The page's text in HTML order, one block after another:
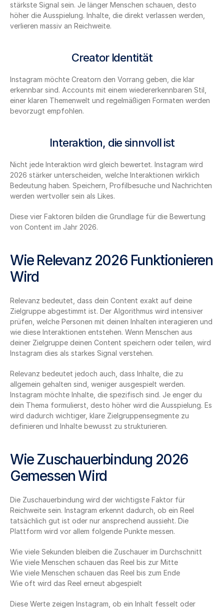
stärkste Signal sein. Je länger Menschen schauen, desto
höher die Ausspielung. Inhalte, die direkt verlassen werden,
verlieren massiv an Reichweite.
Creator Identität
Instagram möchte Creatorn den Vorrang geben, die klar
erkennbar sind. Accounts mit einem wiedererkennbaren Stil,
einer klaren Themenwelt und regelmäßigen Formaten werden
bevorzugt empfohlen.
Interaktion, die sinnvoll ist
Nicht jede Interaktion wird gleich bewertet. Instagram wird
2026 stärker unterscheiden, welche Interaktionen wirklich
Bedeutung haben. Speichern, Profilbesuche und Nachrichten
werden wertvoller sein als Likes.
Diese vier Faktoren bilden die Grundlage für die Bewertung
von Content im Jahr 2026.
Wie Relevanz 2026 Funktionieren
Wird
Relevanz bedeutet, dass dein Content exakt auf deine
Zielgruppe abgestimmt ist. Der Algorithmus wird intensiver
prüfen, welche Personen mit deinen Inhalten interagieren und
wie diese Interaktionen entstehen. Wenn Menschen aus
deiner Zielgruppe deinen Content speichern oder teilen, wird
Instagram dies als starkes Signal verstehen.
Relevanz bedeutet jedoch auch, dass Inhalte, die zu
allgemein gehalten sind, weniger ausgespielt werden.
Instagram möchte Inhalte, die spezifisch sind. Je enger du
dein Thema formulierst, desto höher wird die Ausspielung. Es
wird dadurch wichtiger, klare Zielgruppensegmente zu
definieren und Inhalte bewusst zu strukturieren.
Wie Zuschauerbindung 2026
Gemessen Wird
Die Zuschauerbindung wird der wichtigste Faktor für
Reichweite sein. Instagram erkennt dadurch, ob ein Reel
tatsächlich gut ist oder nur ansprechend aussieht. Die
Plattform wird vor allem folgende Punkte messen.
Wie viele Sekunden bleiben die Zuschauer im Durchschnitt
Wie viele Menschen schauen das Reel bis zur Mitte
Wie viele Menschen schauen das Reel bis zum Ende
Wie oft wird das Reel erneut abgespielt
Diese Werte zeigen Instagram, ob ein Inhalt fesselt oder